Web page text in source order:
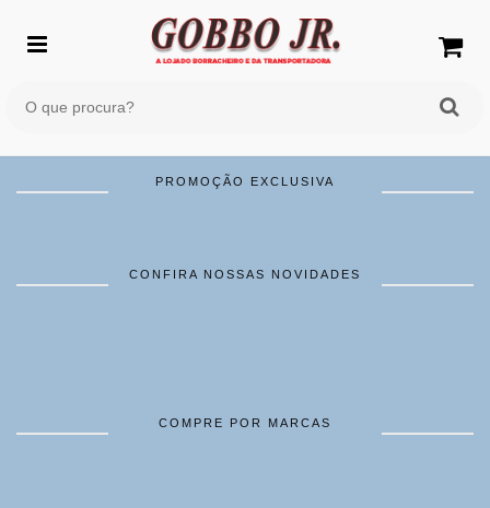
PROMOÇÃO EXCLUSIVA
CONFIRA NOSSAS NOVIDADES
COMPRE POR MARCAS